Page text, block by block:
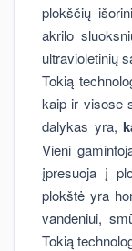
plokščių
akrilo
ultravioletinių
Tokią
kaip ir visose
dalykas yra,
Vieni
įpresuoja į
plokštė yra
vandeniui,
Tokią